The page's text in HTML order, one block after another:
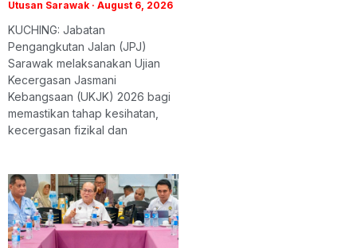
Utusan Sarawak August 6, 2026
KUCHING: Jabatan
Pengangkutan Jalan (JPJ)
Sarawak melaksanakan Ujian
Kecergasan Jasmani
Kebangsaan (UKJK) 2026 bagi
memastikan tahap kesihatan,
kecergasan fizikal dan